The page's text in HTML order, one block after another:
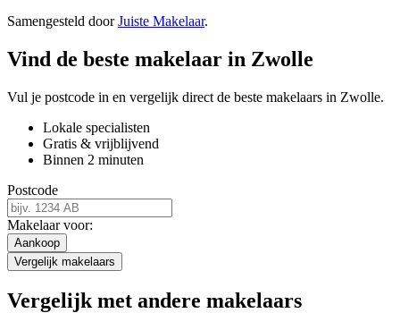
Samengesteld doorJuiste Makelaar.
Vind de beste makelaar in Zwolle
Vul je postcode in en vergelijk direct de beste makelaars in Zwolle.
Lokale specialisten
Gratis & vrijblijvend
Binnen 2 minuten
Postcode
Makelaar voor:
Aankoop
Vergelijk makelaars
Vergelijk met andere makelaars